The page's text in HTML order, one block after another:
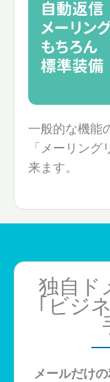
一般的な機能
「メーリン
来ます。
独自ド
｢ビジ
メールだけの